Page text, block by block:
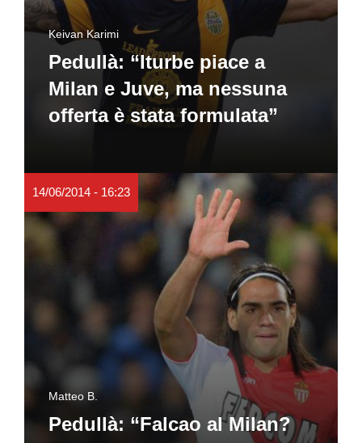
Keivan Karimi
Pedullà: “Iturbe piace a
Milan e Juve, ma nessuna
offerta è stata formulata”
14/06/2014 - 16:23
Matteo B.
Pedullà: “Falcao al Milan?